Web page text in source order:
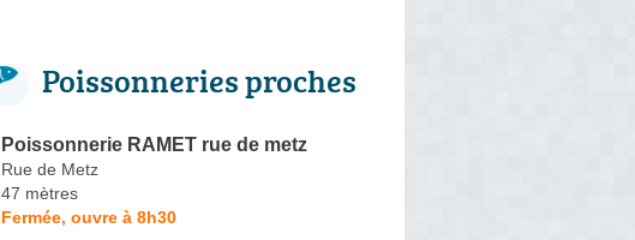
Poissonneries proches
Poissonnerie RAMET rue de metz
Rue de Metz
47 mètres
Fermée, ouvre à 8h30